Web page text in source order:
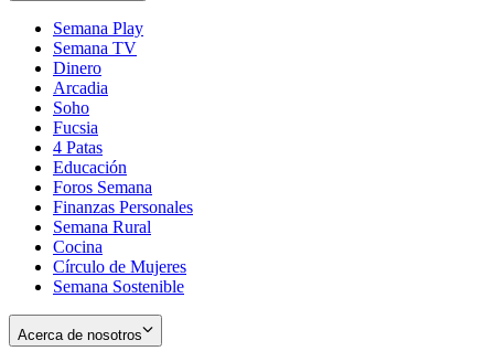
Semana Play
Semana TV
Dinero
Arcadia
Soho
in
new
window
Fucsia
in
new
window
4 Patas
Educación
Foros Semana
Finanzas Personales
Semana Rural
Cocina
Círculo de Mujeres
Semana Sostenible
Acerca de nosotros